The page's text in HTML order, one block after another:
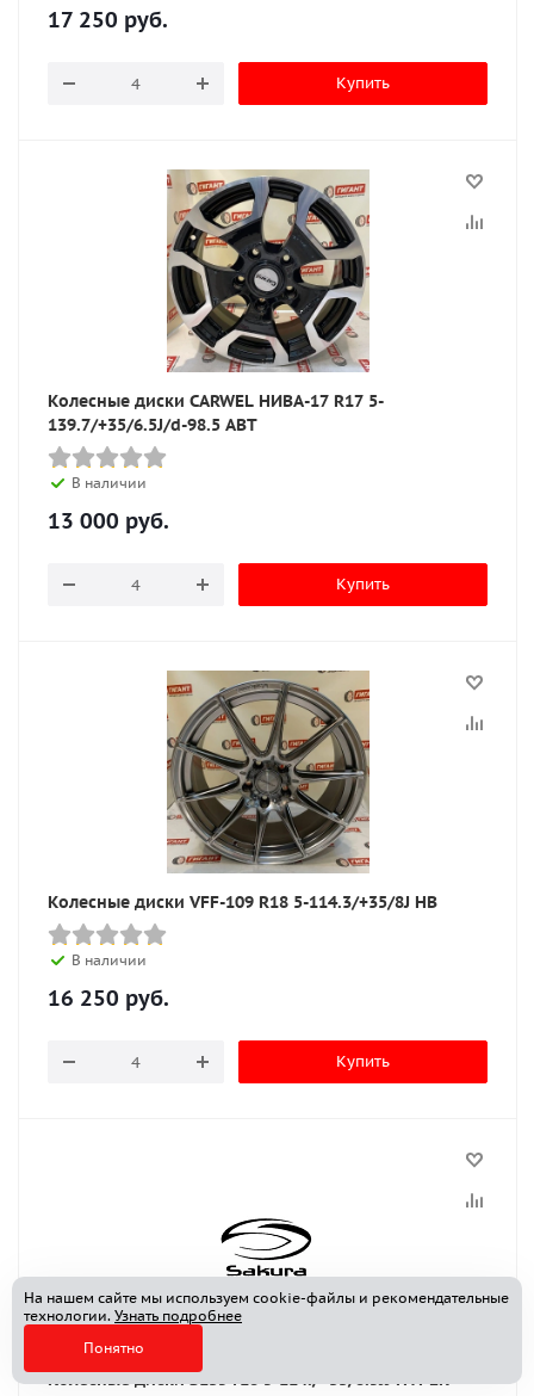
17 250 руб.
Купить
Колесные диски CARWEL НИВА-17 R17 5-
139.7/+35/6.5J/d-98.5 ABT
В наличии
13 000 руб.
Купить
Колесные диски VFF-109 R18 5-114.3/+35/8J HB
В наличии
16 250 руб.
Купить
Колесные диски S135 r18 5-114./+33/8.5JJ HYPER
На нашем сайте мы используем cookie-файлы и рекомендательные
технологии. Узнать подробнее
Понятно